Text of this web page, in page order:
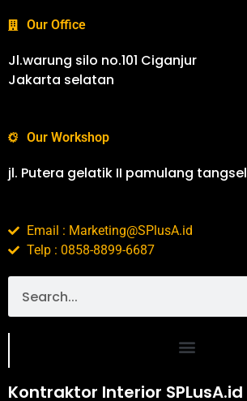
Our Office
Jl.warung silo no.101 Ciganjur
Jakarta selatan
Our Workshop
jl. Putera gelatik II pamulang tangsel
Email : Marketing@SPlusA.id
Telp : 0858-8899-6687
Kontraktor Interior SPLusA.id